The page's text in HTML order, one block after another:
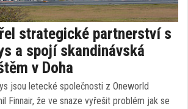
strategické partnerství s
a spojí skandinávská
v Doha
jsou letecké společnosti z Oneworld
Finnair, že ve snaze vyřešit problém jak se